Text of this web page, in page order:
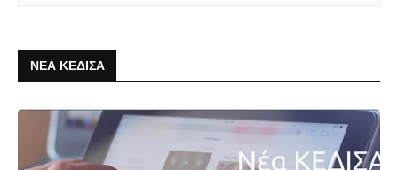
ΝΕΑ ΚΕΔΙΣΑ